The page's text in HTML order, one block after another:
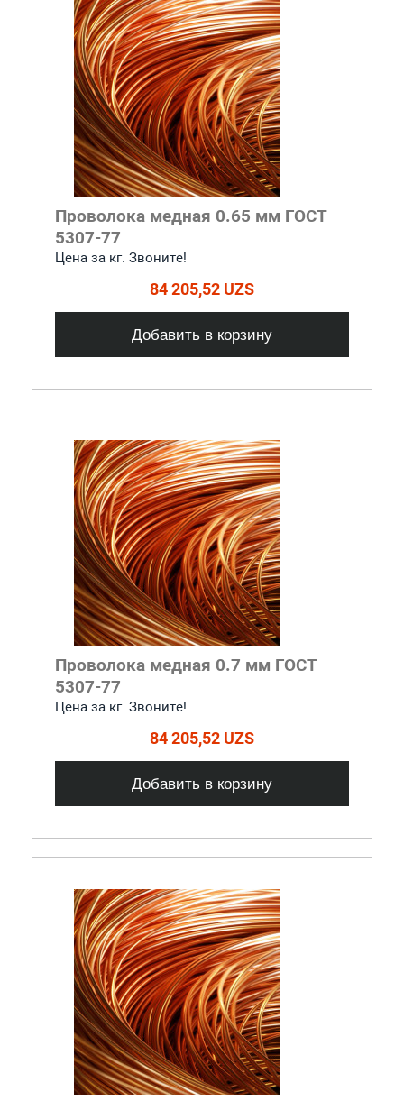
Проволока медная 0.65 мм ГОСТ
5307-77
Цена за кг. Звоните!
84 205,52 UZS
Добавить в корзину
Проволока медная 0.7 мм ГОСТ
5307-77
Цена за кг. Звоните!
84 205,52 UZS
Добавить в корзину